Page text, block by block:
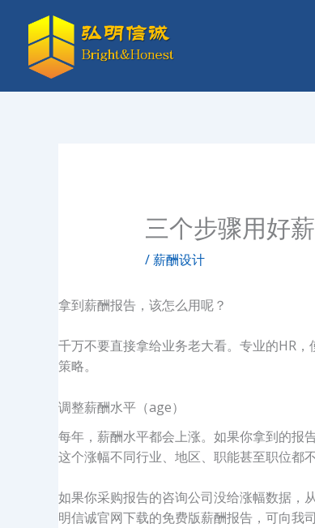
三个步骤用好
/薪酬设计
拿到薪酬报告，该怎么用呢？
千万不要直接拿给业务老大看。专业的HR
策略。
调整薪酬水平（age）
每年，薪酬水平都会上涨。如果你拿到的报
这个涨幅不同行业、地区、职能甚至职位都
如果你采购报告的咨询公司没给涨幅数据，
明信诚官网下载的免费版薪酬报告，可向我